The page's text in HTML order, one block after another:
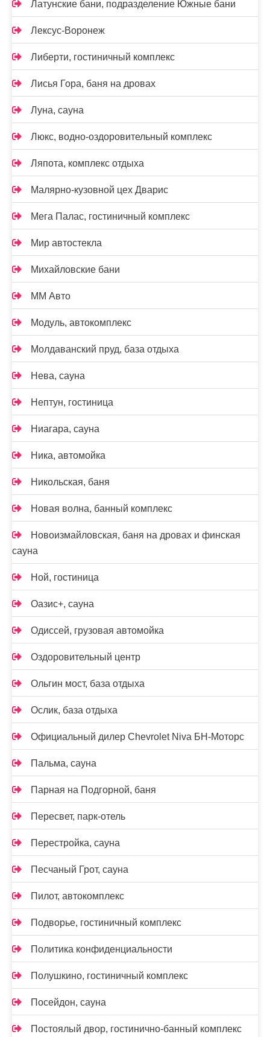
Латунские бани, подразделение Южные бани
Лексус-Воронеж
Либерти, гостиничный комплекс
Лисья Гора, баня на дровах
Луна, сауна
Люкс, водно-оздоровительный комплекс
Ляпота, комплекс отдыха
Малярно-кузовной цех Дварис
Мега Палас, гостиничный комплекс
Мир автостекла
Михайловские бани
ММ Авто
Модуль, автокомплекс
Молдаванский пруд, база отдыха
Нева, сауна
Нептун, гостиница
Ниагара, сауна
Ника, автомойка
Никольская, баня
Новая волна, банный комплекс
Новоизмайловская, баня на дровах и финская
сауна
Ной, гостиница
Оазис+, сауна
Одиссей, грузовая автомойка
Оздоровительный центр
Ольгин мост, база отдыха
Ослик, база отдыха
Официальный дилер Chevrolet Niva БН-Моторс
Пальма, сауна
Парная на Подгорной, баня
Пересвет, парк-отель
Перестройка, сауна
Песчаный Грот, сауна
Пилот, автокомплекс
Подворье, гостиничный комплекс
Политика конфиденциальности
Полушкино, гостиничный комплекс
Посейдон, сауна
Постоялый двор, гостинично-банный комплекс